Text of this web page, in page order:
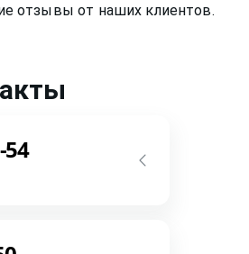
отзывы от наших клиентов.
54